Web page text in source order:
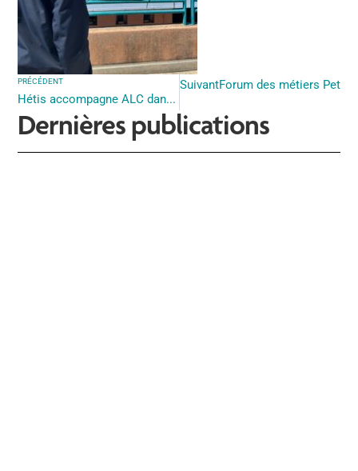
PRÉCÉDENT
Hétis accompagne ALC dans la mise en place d’une démarche éthique en ESSMS
SuivantForum des métiers Petite
Dernières publications